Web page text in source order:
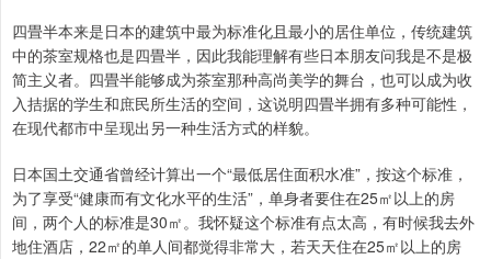
四畳半本来是日本的建筑中最为标准化且最小的居住单位，传统建筑
中的茶室规格也是四畳半，因此我能理解有些日本朋友问我是不是极
简主义者。四畳半能够成为茶室那种高尚美学的舞台，也可以成为收
入拮据的学生和庶民所生活的空间，这说明四畳半拥有多种可能性，
在现代都市中呈现出另一种生活方式的样貌。
日本国土交通省曾经计算出一个“最低居住面积水准”，按这个标准，
为了享受“健康而有文化水平的生活”，单身者要住在25㎡以上的房
间，两个人的标准是30㎡。我怀疑这个标准有点太高，有时候我去外
地住酒店，22㎡的单人间都觉得非常大，若天天住在25㎡以上的房